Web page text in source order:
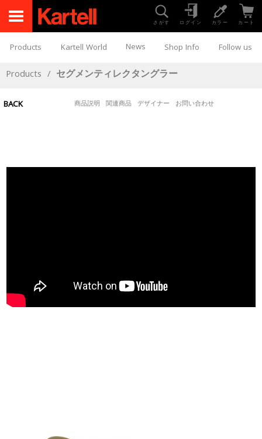
さがす ログイン カラー カート
Products Kartell World News Shop Info Follow us
Products / セグメンティレクタングラー
BACK 商品説明 関連商品 デザイナー お問い合わせ